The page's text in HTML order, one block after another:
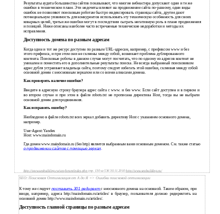
Результаты аудита большинства сайтов показывают, что многие вебмастера допускают одни и те же
ошибки в техническом плане. Эти недочеты влияют на продвижение сайта по-разному, одни виды
ошибок не позволяют поисковым роботам быстро индексировать страницы сайта, другие дают
потенциальную уязвимость для конкурентов использовать эту техническую особенность для своих
коварных целей, третьи же ошибки могут в последствии сыграть негативную роль в плане продвижения
и позиций. Ниже описаны наиболее часто встречаемые технические недоработки и методы их
исправления.
Доступность домена по разным адресам
Когда один и тот же ресурс доступен по разным URL-адресам, например, с префиксом www и без
этого префикса, и при этом они не склеены между собой, возникает проблема дублированного
контента. Поисковые роботы в данном случае могут посчитать, что по одному из адресов контент не
уникален и поместить его в дополнительные результаты поиска. Не всегда выбранный поисковиком
адрес дубля устраивает владельца сайта, поэтому следует избегать этой ошибки, склеивая между собой
основной домен с неосновным зеркалом или со всеми алиасами домена.
Как проверить наличие ошибки?
Введите в адресную строку браузера адрес сайта с www. и без www. Если сайт доступен и в первом и
во втором случае и при этом в файле robots.txt не прописана директива Host, тогда вы не выбрали
основной домен для продвижения.
Как исправить ошибку?
Необходимо в файле robots.txt всех зеркал добавить директиву Host с указанием основного домена,
например.
User-Agent: Yandex
Host: www.maindomain.ru
Где домен www.maindomain.ru (без http) является выбранным вами основным доменом. См. также статью
о продвижении сайтов с помощью зеркал.
http://www.seobuilding.ru/seo-forum/index.php стр. 130 из 536 30.11.2010http://www.seobuilding.ru/
SEO: Поисковая Оптимизация от А до Я => Ошибки поисковой оптимизации
К тому же следует поставить 301 редиректс неосновного домена на основной. Таким образом, при
вводе, например, адреса http://maindomain.ru/articles/ в браузер, пользователя должно редиректить на
основной домен http://www.maindomain.ru/articles/.
Доступность главной страницы по разным адресам